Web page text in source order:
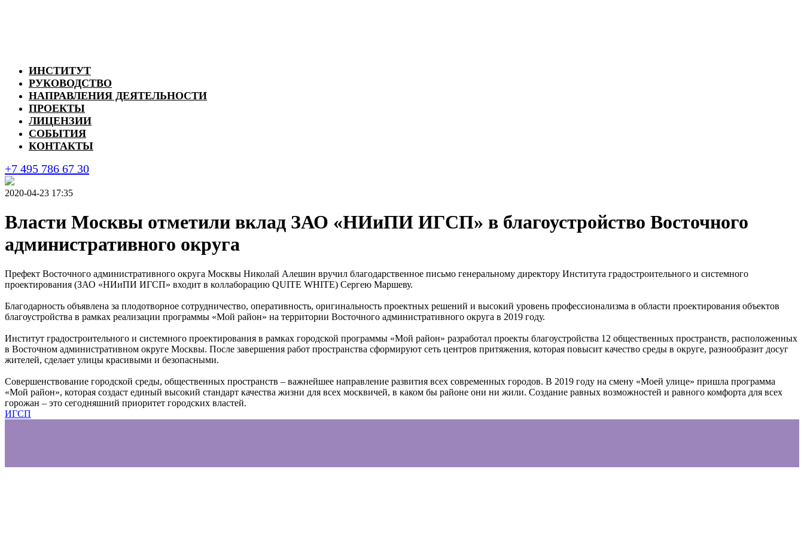
ИНСТИТУТ
РУКОВОДСТВО
НАПРАВЛЕНИЯ ДЕЯТЕЛЬНОСТИ
ПРОЕКТЫ
ЛИЦЕНЗИИ
СОБЫТИЯ
КОНТАКТЫ
+7 495 786 67 30
2020-04-23 17:35
Власти Москвы отметили вклад ЗАО «НИиПИ ИГСП» в благоустройство Восточного
административного округа
Префект Восточного административного округа Москвы Николай Алешин вручил благодарственное письмо генеральному директору Института градостроительного и системного
проектирования (ЗАО «НИиПИ ИГСП» входит в коллаборацию QUITE WHITE) Сергею Маршеву.
Благодарность объявлена за плодотворное сотрудничество, оперативность, оригинальность проектных решений и высокий уровень профессионализма в области проектирования объектов
благоустройства в рамках реализации программы «Мой район» на территории Восточного административного округа в 2019 году.
Институт градостроительного и системного проектирования в рамках городской программы «Мой район» разработал проекты благоустройства 12 общественных пространств, расположенных
в Восточном административном округе Москвы. После завершения работ пространства сформируют сеть центров притяжения, которая повысит качество среды в округе, разнообразит досуг
жителей, сделает улицы красивыми и безопасными.
Совершенствование городской среды, общественных пространств – важнейшее направление развития всех современных городов. В 2019 году на смену «Моей улице» пришла программа
«Мой район», которая создаст единый высокий стандарт качества жизни для всех москвичей, в каком бы районе они ни жили. Создание равных возможностей и равного комфорта для всех
горожан – это сегодняшний приоритет городских властей.
ИГСП